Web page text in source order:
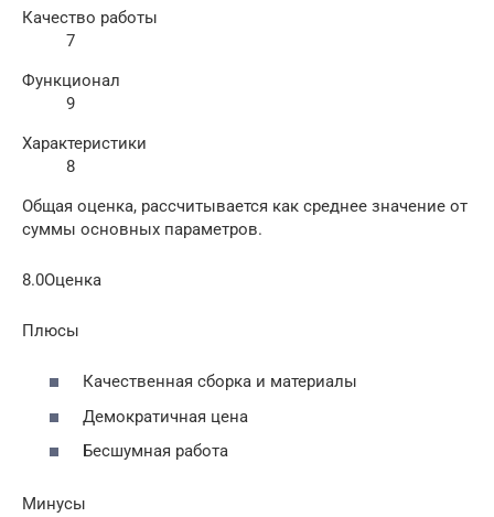
Качество работы
7
Функционал
9
Характеристики
8
Общая оценка, рассчитывается как среднее значение от
суммы основных параметров.
8.0Оценка
Плюсы
Качественная сборка и материалы
Демократичная цена
Бесшумная работа
Минусы